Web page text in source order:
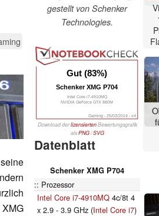
gestellt von Schenker
Technologies.
Gut (83%)
Schenker XMG P704
Intel Core i7-4910MQ
NVIDIA GeForce GTX 880M
Gaming - 25/03/2014 - v4
Download derlizensiertenBewertungsgrafik
alsPNG/SVG
Datenblatt
Schenker XMG P704
Prozessor
Intel Core i7-4910MQ 4c/8t 4
x 2.9 - 3.9 GHz (Intel Core i7)